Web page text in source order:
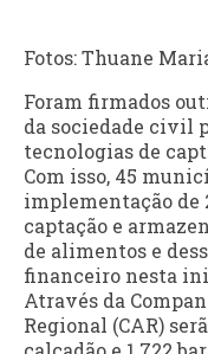
Fotos: Thuane
Foram firmados
da sociedade civil
tecnologias de
Com isso, 45
implementação de
captação e
de alimentos e
financeiro nesta
Através da
Regional (CAR)